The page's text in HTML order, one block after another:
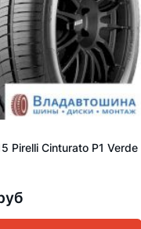
Pirelli Cinturato P1 Verde